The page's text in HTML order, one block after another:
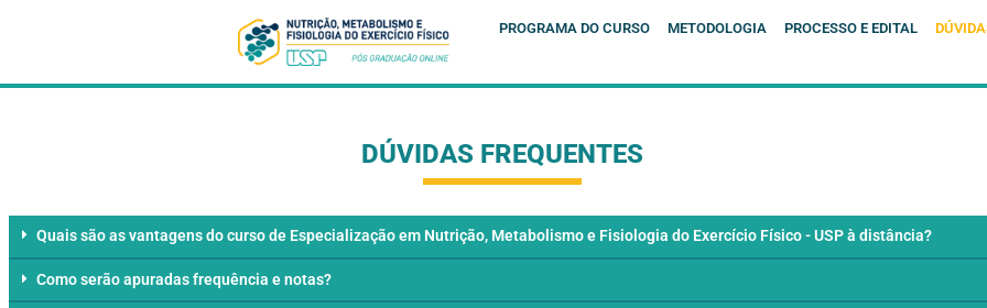
PROGRAMA DO CURSO METODOLOGIA
DÚVIDAS FREQUENTES
Quais são as vantagens do curso de Especialização em Nutrição, Metabolismo e Fisiologia do Exercício